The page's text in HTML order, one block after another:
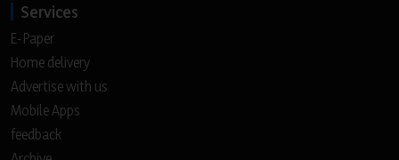
Services
E-Paper
Home delivery
Advertise with us
Mobile Apps
feedback